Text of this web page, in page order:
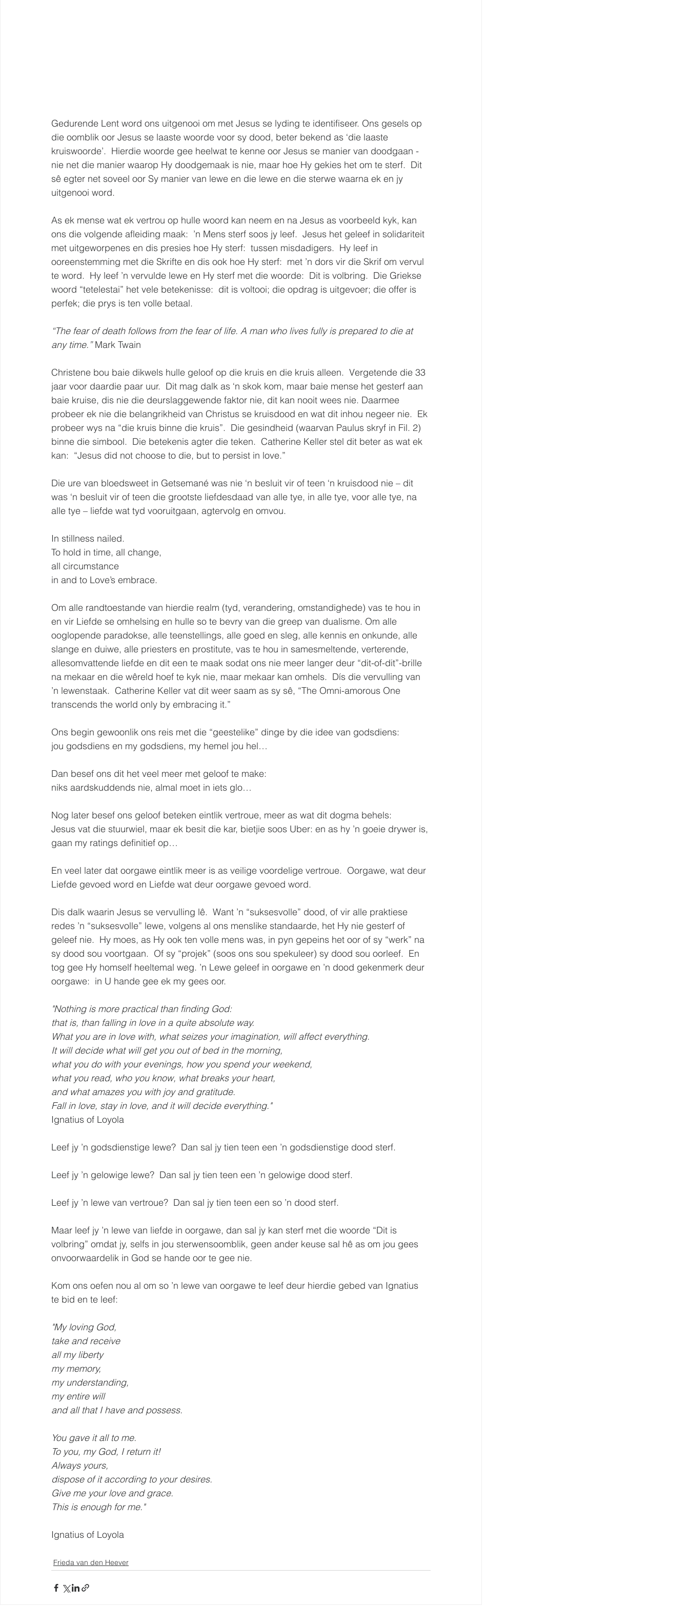
Gedurende Lent word ons uitgenooi om met Jesus se lyding te identifiseer. Ons gesels op
die oomblik oor Jesus se laaste woorde voor sy dood, beter bekend as ‘die laaste
kruiswoorde’.  Hierdie woorde gee heelwat te kenne oor Jesus se manier van doodgaan -
nie net die manier waarop Hy doodgemaak is nie, maar hoe Hy gekies het om te sterf.  Dit
sê egter net soveel oor Sy manier van lewe en die lewe en die sterwe waarna ek en jy
uitgenooi word.
As ek mense wat ek vertrou op hulle woord kan neem en na Jesus as voorbeeld kyk, kan
ons die volgende afleiding maak:  ’n Mens sterf soos jy leef.  Jesus het geleef in solidariteit
met uitgeworpenes en dis presies hoe Hy sterf:  tussen misdadigers.  Hy leef in
ooreenstemming met die Skrifte en dis ook hoe Hy sterf:  met ’n dors vir die Skrif om vervul
te word.  Hy leef ’n vervulde lewe en Hy sterf met die woorde:  Dit is volbring.  Die Griekse
woord “tetelestai” het vele betekenisse:  dit is voltooi; die opdrag is uitgevoer; die offer is
perfek; die prys is ten volle betaal.
“The fear of death follows from the fear of life. A man who lives fully is prepared to die at
any time.” Mark Twain
Christene bou baie dikwels hulle geloof op die kruis en die kruis alleen.  Vergetende die 33
jaar voor daardie paar uur.  Dit mag dalk as ‘n skok kom, maar baie mense het gesterf aan
baie kruise, dis nie die deurslaggewende faktor nie, dit kan nooit wees nie. Daarmee
probeer ek nie die belangrikheid van Christus se kruisdood en wat dit inhou negeer nie.  Ek
probeer wys na “die kruis binne die kruis”.  Die gesindheid (waarvan Paulus skryf in Fil. 2)
binne die simbool.  Die betekenis agter die teken.  Catherine Keller stel dit beter as wat ek
kan:  “Jesus did not choose to die, but to persist in love.”
Die ure van bloedsweet in Getsemané was nie ‘n besluit vir of teen ‘n kruisdood nie – dit
was ‘n besluit vir of teen die grootste liefdesdaad van alle tye, in alle tye, voor alle tye, na
alle tye – liefde wat tyd vooruitgaan, agtervolg en omvou.
In stillness nailed.
To hold in time, all change,
all circumstance
in and to Love’s embrace.
Om alle randtoestande van hierdie realm (tyd, verandering, omstandighede) vas te hou in
en vir Liefde se omhelsing en hulle so te bevry van die greep van dualisme. Om alle
ooglopende paradokse, alle teenstellings, alle goed en sleg, alle kennis en onkunde, alle
slange en duiwe, alle priesters en prostitute, vas te hou in samesmeltende, verterende,
allesomvattende liefde en dit een te maak sodat ons nie meer langer deur “dit-of-dit”-brille
na mekaar en die wêreld hoef te kyk nie, maar mekaar kan omhels.  Dís die vervulling van
’n lewenstaak.  Catherine Keller vat dit weer saam as sy sê, “The Omni-amorous One
transcends the world only by embracing it.”
Ons begin gewoonlik ons reis met die “geestelike” dinge by die idee van godsdiens:
jou godsdiens en my godsdiens, my hemel jou hel…
Dan besef ons dit het veel meer met geloof te make:
niks aardskuddends nie, almal moet in iets glo…
Nog later besef ons geloof beteken eintlik vertroue, meer as wat dit dogma behels:
Jesus vat die stuurwiel, maar ek besit die kar, bietjie soos Uber: en as hy ’n goeie drywer is,
gaan my ratings definitief op…
En veel later dat oorgawe eintlik meer is as veilige voordelige vertroue.  Oorgawe, wat deur
Liefde gevoed word en Liefde wat deur oorgawe gevoed word.
Dis dalk waarin Jesus se vervulling lê.  Want ’n “suksesvolle” dood, of vir alle praktiese
redes ’n “suksesvolle” lewe, volgens al ons menslike standaarde, het Hy nie gesterf of
geleef nie.  Hy moes, as Hy ook ten volle mens was, in pyn gepeins het oor of sy “werk” na
sy dood sou voortgaan.  Of sy “projek” (soos ons sou spekuleer) sy dood sou oorleef.  En
tog gee Hy homself heeltemal weg. ’n Lewe geleef in oorgawe en ’n dood gekenmerk deur
oorgawe:  in U hande gee ek my gees oor.
"Nothing is more practical than finding God:
that is, than falling in love in a quite absolute way.
What you are in love with, what seizes your imagination, will affect everything.
It will decide what will get you out of bed in the morning,
what you do with your evenings, how you spend your weekend,
what you read, who you know, what breaks your heart,
and what amazes you with joy and gratitude.
Fall in love, stay in love, and it will decide everything."
Ignatius of Loyola
Leef jy ’n godsdienstige lewe?  Dan sal jy tien teen een ’n godsdienstige dood sterf.
Leef jy ’n gelowige lewe?  Dan sal jy tien teen een ’n gelowige dood sterf.
Leef jy ’n lewe van vertroue?  Dan sal jy tien teen een so ’n dood sterf.
Maar leef jy ’n lewe van liefde in oorgawe, dan sal jy kan sterf met die woorde “Dit is
volbring” omdat jy, selfs in jou sterwensoomblik, geen ander keuse sal hê as om jou gees
onvoorwaardelik in God se hande oor te gee nie.
Kom ons oefen nou al om so ’n lewe van oorgawe te leef deur hierdie gebed van Ignatius
te bid en te leef:
"My loving God,
take and receive
all my liberty
my memory,
my understanding,
my entire will
and all that I have and possess.
You gave it all to me.
To you, my God, I return it!
Always yours,
dispose of it according to your desires.
Give me your love and grace.
This is enough for me."
Ignatius of Loyola
Frieda van den Heever